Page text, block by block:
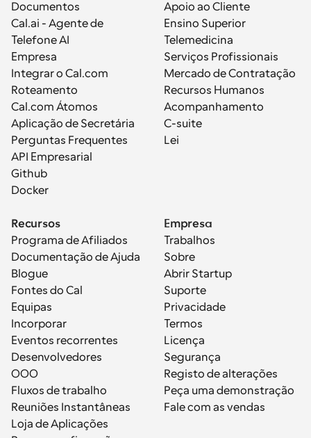
Documentos
Cal.ai - Agente de
Telefone AI
Empresa
Integrar o Cal.com
Roteamento
Cal.com Átomos
Aplicação de Secretária
Perguntas Frequentes
API Empresarial
Github
Docker
Apoio ao Cliente
Ensino Superior
Telemedicina
Serviços Profissionais
Mercado de Contratação
Recursos Humanos
Acompanhamento
C-suite
Lei
Recursos
Programa de Afiliados
Documentação de Ajuda
Blogue
Fontes do Cal
Equipas
Incorporar
Eventos recorrentes
Desenvolvedores
OOO
Fluxos de trabalho
Reuniões Instantâneas
Loja de Aplicações
Empresa
Trabalhos
Sobre
Abrir Startup
Suporte
Privacidade
Termos
Licença
Segurança
Registo de alterações
Peça uma demonstração
Fale com as vendas